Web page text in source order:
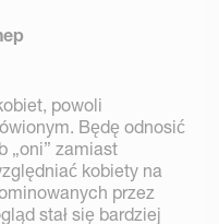
powoli
Będę odnosić
„oni” zamiast
kobiety na
przez
stał się bardziej